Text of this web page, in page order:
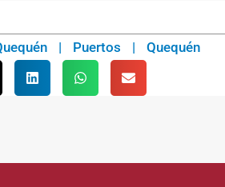
| Puertos | Quequén